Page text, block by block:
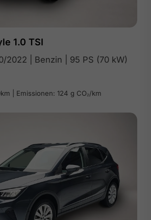
1.0 TSI
2022 | Benzin | 95 PS (70 kW)
| Emissionen: 124 g CO₂/km